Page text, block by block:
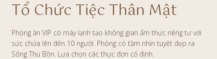
Tổ Chức Tiệc Thân Mật
Phòng ăn VIP có máy lạnh tạo không gian ẩm thực riêng tư với
sức chứa lên đến 10 người. Phòng có tầm nhìn tuyệt đẹp ra
Sông Thu Bồn. Lựa chọn các thực đơn cố định.